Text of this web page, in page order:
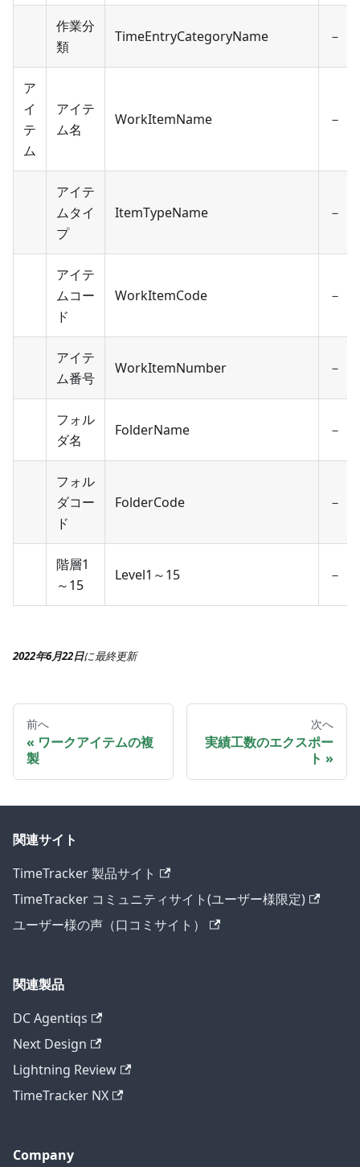
作業分
類
TimeEntryCategoryName －
ア
イ
テ
ム
アイテ
ム名
WorkItemName －
アイテ
ムタイ
プ
ItemTypeName －
アイテ
ムコー
ド
WorkItemCode －
アイテ
ム番号
WorkItemNumber －
フォル
ダ名
FolderName －
フォル
ダコー
ド
FolderCode －
階層1
～15
Level1～15 －
2022年6月22日に最終更新
前へ
ワークアイテムの複
製
次へ
実績工数のエクスポー
ト
関連サイト
TimeTracker 製品サイト
TimeTracker コミュニティサイト(ユーザー様限定)
ユーザー様の声（口コミサイト）
関連製品
DC Agentiqs
Next Design
Lightning Review
TimeTracker NX
Company